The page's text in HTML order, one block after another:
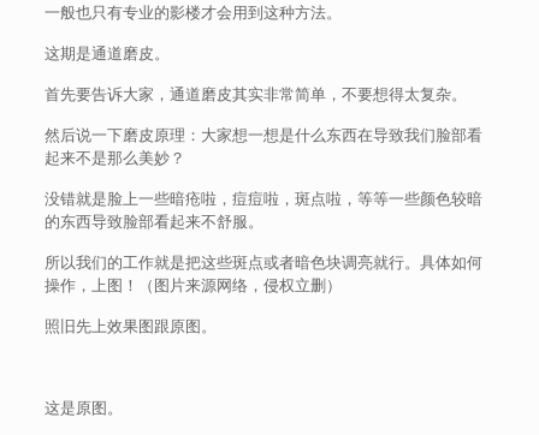
一般也只有专业的影楼才会用到这种方法。
这期是通道磨皮。
首先要告诉大家，通道磨皮其实非常简单，不要想得太复杂。
然后说一下磨皮原理：大家想一想是什么东西在导致我们脸部看
起来不是那么美妙？
没错就是脸上一些暗疮啦，痘痘啦，斑点啦，等等一些颜色较暗
的东西导致脸部看起来不舒服。
所以我们的工作就是把这些斑点或者暗色块调亮就行。具体如何
操作，上图！（图片来源网络，侵权立删）
照旧先上效果图跟原图。
这是原图。